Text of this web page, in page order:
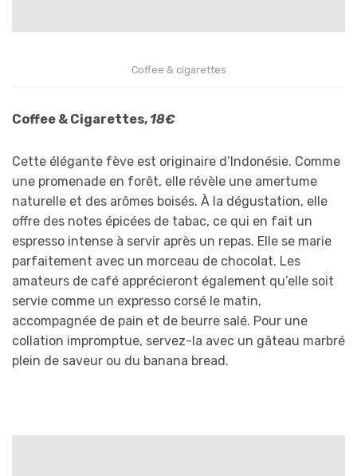
Coffee & cigarettes
Coffee & Cigarettes, 18€
Cette élégante fève est originaire d’Indonésie. Comme
une promenade en forêt, elle révèle une amertume
naturelle et des arômes boisés. À la dégustation, elle
offre des notes épicées de tabac, ce qui en fait un
espresso intense à servir après un repas. Elle se marie
parfaitement avec un morceau de chocolat. Les
amateurs de café apprécieront également qu’elle soit
servie comme un expresso corsé le matin,
accompagnée de pain et de beurre salé. Pour une
collation impromptue, servez-la avec un gâteau marbré
plein de saveur ou du banana bread.